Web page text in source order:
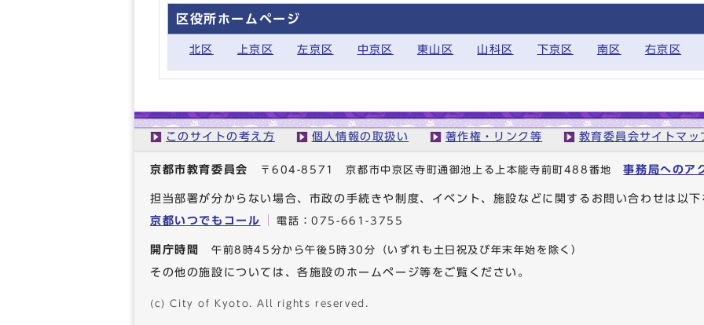
区役所ホームページ
北区 上京区 左京区 中京区 東山区 山科区 下京区 南区 右京区
このサイトの考え方 個人情報の取扱い 著作権・リンク等 教育委員会サイトマッ
京都市教育委員会 〒604-8571 京都市中京区寺町通御池上る上本能寺前町488番地事務局へのア
担当部署が分からない場合、市政の手続きや制度、イベント、施設などに関するお問い合わせは以
京都いつでもコール
電話：075-661-3755
開庁時間 午前8時45分から午後5時30分 （いずれも土日祝及び年末年始を除く）
その他の施設については、各施設のホームページ等をご覧ください。
(c) City of Kyoto. All rights reserved.